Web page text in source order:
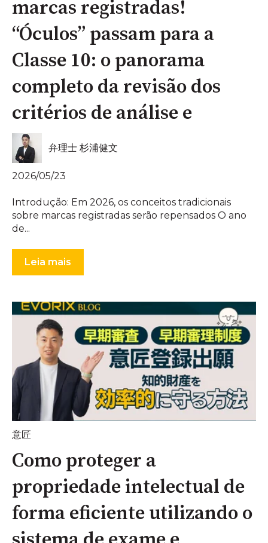
marcas registradas!
“Óculos” passam para a
Classe 10: o panorama
completo da revisão dos
critérios de análise e
弁理士 杉浦健文
2026/05/23
Introdução: Em 2026, os conceitos tradicionais
sobre marcas registradas serão repensados O ano
de...
Leia mais
意匠
Como proteger a
propriedade intelectual de
forma eficiente utilizando o